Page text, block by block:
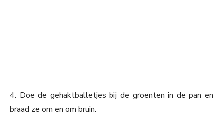
4. Doe de gehaktballetjes bij de groenten in de pan en
braad ze om en om bruin.